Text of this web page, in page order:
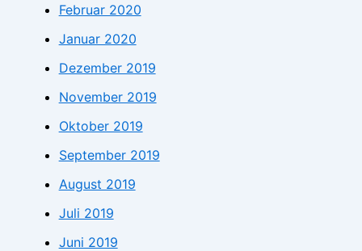
Februar 2020
Januar 2020
Dezember 2019
November 2019
Oktober 2019
September 2019
August 2019
Juli 2019
Juni 2019